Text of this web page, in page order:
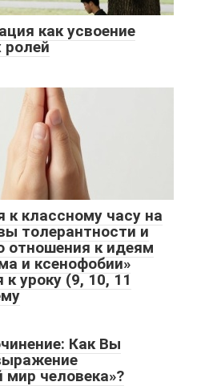
как усвоение
ролей
к классному часу на
толерантности и
отношения к идеям
и ксенофобии»
к уроку (9, 10, 11
Как Вы
мир человека»?